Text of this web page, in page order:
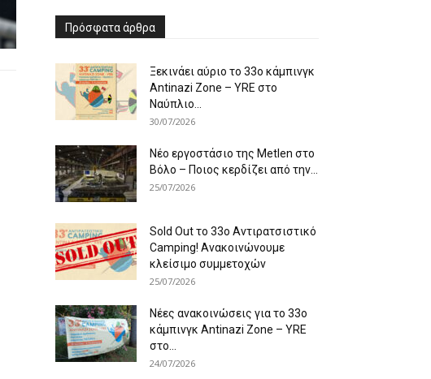
Πρόσφατα άρθρα
Ξεκινάει αύριο το 33ο κάμπινγκ
Antinazi Zone – YRE στο
Ναύπλιο...
30/07/2026
Νέο εργοστάσιο της Metlen στο
Βόλο – Ποιος κερδίζει από την...
25/07/2026
Sold Out το 33ο Αντιρατσιστικό
Camping! Ανακοινώνουμε
κλείσιμο συμμετοχών
25/07/2026
Νέες ανακοινώσεις για το 33ο
κάμπινγκ Antinazi Zone – YRE
στο...
24/07/2026